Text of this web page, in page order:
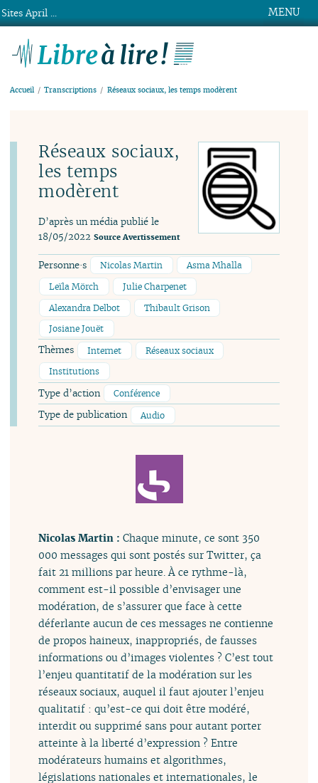
MENU
Accueil Transcriptions Réseaux sociaux, les temps modèrent
Réseaux sociaux,
les temps
modèrent
D’après un média publié le
18/05/2022 Source Avertissement
Personne·s Nicolas Martin
Asma Mhalla
Leïla Mörch
Julie Charpenet
Alexandra Delbot
Thibault Grison
Josiane Jouët
Thèmes Internet
Réseaux sociaux
Institutions
Type d’action Conférence
Type de publication Audio
Nicolas Martin :Chaque minute, ce sont 350
000 messages qui sont postés sur Twitter, ça
fait 21 millions par heure. À ce rythme-là,
comment est-il possible d’envisager une
modération, de s’assurer que face à cette
déferlante aucun de ces messages ne contienne
de propos haineux, inappropriés, de fausses
informations ou d’images violentes ? C’est tout
l’enjeu quantitatif de la modération sur les
réseaux sociaux, auquel il faut ajouter l’enjeu
qualitatif : qu’est-ce qui doit être modéré,
interdit ou supprimé sans pour autant porter
atteinte à la liberté d’expression ? Entre
modérateurs humains et algorithmes,
législations nationales et internationales, le
Sites April ...